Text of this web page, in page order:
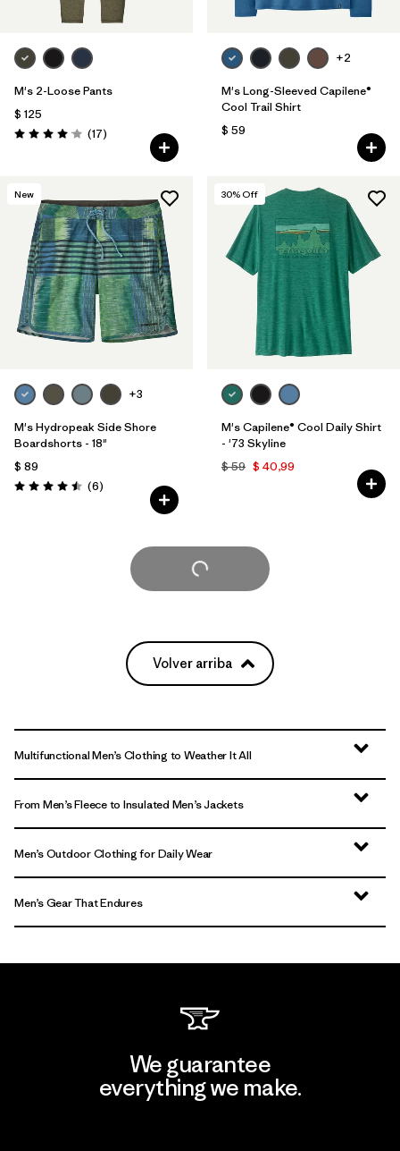
M's 2-Loose Pants
$ 125
Valoración: 4.1 / 5
(17Comentarios
)
+2
M's Long-Sleeved Capilene®
Cool Trail Shirt
$ 59
New
+3
M's Hydropeak Side Shore
Boardshorts - 18"
$ 89
Valoración: 4.5 / 5
(6Comentarios
)
30% Off
M's Capilene® Cool Daily Shirt
- '73 Skyline
$ 59 $ 40,99
Cargar Más
Volver arriba
Multifunctional Men’s Clothing to Weather It All
From Men’s Fleece to Insulated Men’s Jackets
Men’s Outdoor Clothing for Daily Wear
Men’s Gear That Endures
We guarantee
everything we make.